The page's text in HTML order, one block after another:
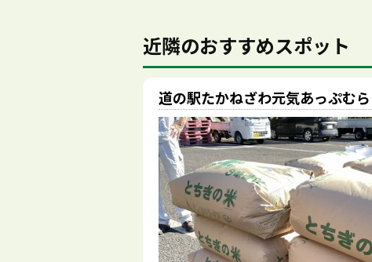
近隣のおすすめスポット
道の駅たかねざわ元気あっぷむ